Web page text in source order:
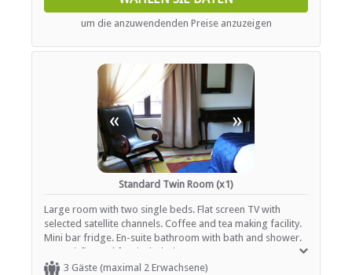
Kinderfreundlich (alle Altersgruppen)
Kostenlose Zeitungen
Zimmerreinigung (täglich)
Wäscheservice
Parkplatz (abseits der Straße)
Parken (verdeckt)
Empfang (24 Stunden)
Sicherheit (Alarmanlage)
Rauchen: in abgegrenzten Gebieten
Rauchen: Nicht drinnen
Schwimmbad
FUNKTIONEN
Audio-visuelle Ausrüstung
um die anzuwendenden Preise anzuzeigen
« »
Standard Twin Room (x1)
Large room with two single beds. Flat screen TV with
selected satellite channels. Coffee and tea making facility.
Mini bar fridge. En-suite bathroom with bath and shower.
Free wi-fi. Breakfast included.
3 Gäste (maximal 2 Erwachsene)